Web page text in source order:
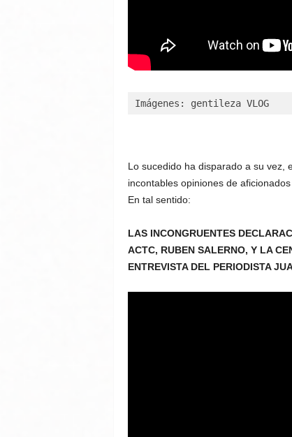
Imágenes: gentileza VLOG
Lo sucedido ha disparado a su vez,
incontables opiniones de
En tal sentido:
LAS INCONGRUENTES
ACTC, RUBEN SALERNO, Y LA
ENTREVISTA DEL PERIODISTA